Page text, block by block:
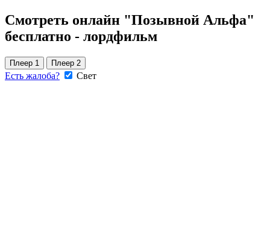
Смотреть онлайн "Позывной Альфа"
бесплатно - лордфильм
Плеер 1 Плеер 2
Есть жалоба? Свет